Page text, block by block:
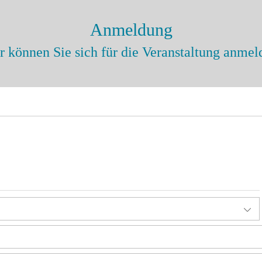
Anmeldung
können Sie sich für die Veranstaltung